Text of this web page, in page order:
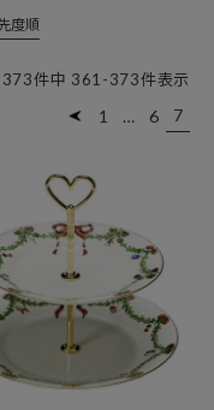
との相性も抜群なデ
、日常のティータイ
いたアイテムで、あ
みませんか？
度順
373件中 361 -373件表示
1 … 6 7